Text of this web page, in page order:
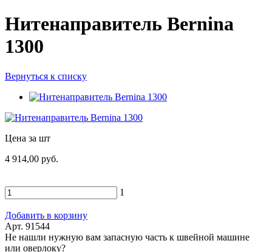
Нитенаправитель Bernina
1300
Вернуться к списку
Цена за шт
4 914,00 руб.
1
Добавить в корзину
Арт. 91544
Не нашли нужную вам запасную часть к швейной машине
или оверлоку?